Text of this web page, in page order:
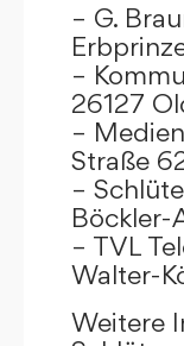
– G.
–
26127
–
Straße
–
Böckler-
– TVL
Walter-
Weitere